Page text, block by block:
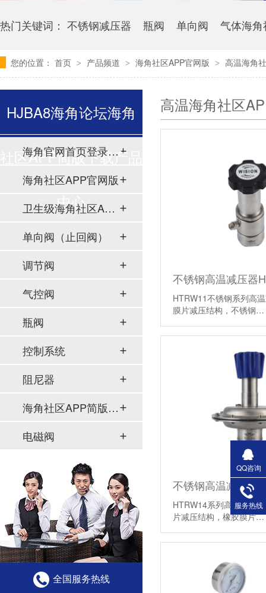
热门关键词： 不锈钢减压器 瓶阀 单向阀 气体海
您的位置： 首页 > 产品频道 > 海角社区APP官网版 > 高温海角
高温海角社区
不锈钢高温减压器
HTRW11不锈钢系列高温
膜片减压结构，不锈钢…
不锈钢高温减压器
HTRW14系列高温微压减
片减压结构，橡胶膜片…
HJBA8海角论坛海角
社区APP简版下载产品
中心
海角官网首页登录入口
海角社区APP官网版
卫生级海角社区APP简版下载
单向阀（止回阀）
调节阀
气控阀
瓶阀
控制系统
阻尼器
海角社区APP简版下载及管件
电磁阀
全国服务热线
QQ咨询
服务热线